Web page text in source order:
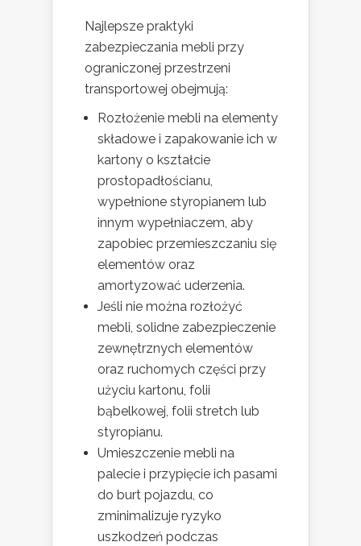
Najlepsze praktyki
zabezpieczania mebli przy
ograniczonej przestrzeni
transportowej obejmują:
Rozłożenie mebli na elementy
składowe i zapakowanie ich w
kartony o kształcie
prostopadłościanu,
wypełnione styropianem lub
innym wypełniaczem, aby
zapobiec przemieszczaniu się
elementów oraz
amortyzować uderzenia.
Jeśli nie można rozłożyć
mebli, solidne zabezpieczenie
zewnętrznych elementów
oraz ruchomych części przy
użyciu kartonu, folii
bąbelkowej, folii stretch lub
styropianu.
Umieszczenie mebli na
palecie i przypięcie ich pasami
do burt pojazdu, co
zminimalizuje ryzyko
uszkodzeń podczas